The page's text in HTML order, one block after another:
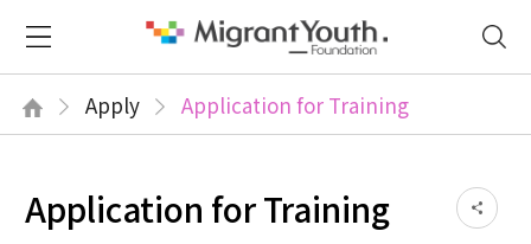
Apply Application for Training
Application for Training